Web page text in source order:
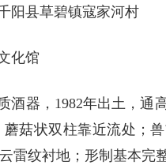
阳县草碧镇寇家河村
化馆
酒器，1982年出土，通
菇状双柱靠近流处；
雷纹衬地；形制基本完整